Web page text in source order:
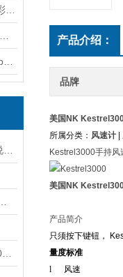
产品介绍：
品牌
美国NK
所属分类： 风速计
Kestrel3000手持风
美国NK
产品简介
只须按下键钮，
量度标准
l
风速